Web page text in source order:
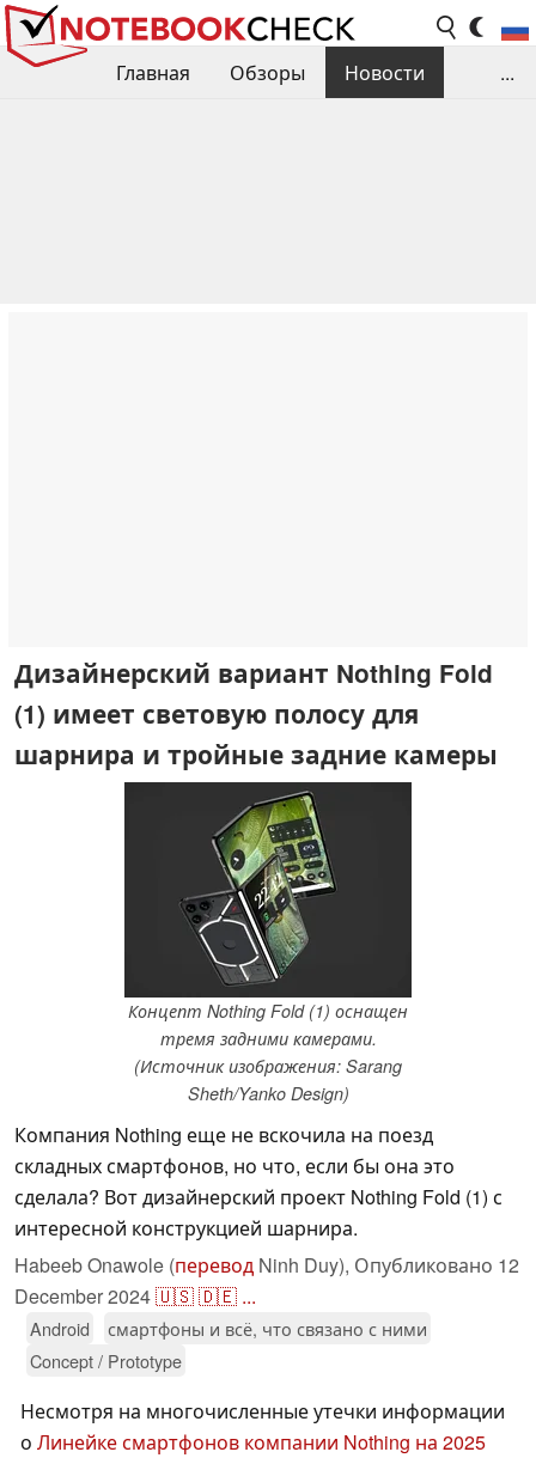
Главная Обзоры
Новости
...
Дизайнерский вариант Nothing Fold
(1) имеет световую полосу для
шарнира и тройные задние камеры
Концепт Nothing Fold (1) оснащен
тремя задними камерами.
(Источник изображения: Sarang
Sheth/Yanko Design)
Компания Nothing еще не вскочила на поезд
складных смартфонов, но что, если бы она это
сделала? Вот дизайнерский проект Nothing Fold (1) с
интересной конструкцией шарнира.
Habeeb Onawole (перевод Ninh Duy), Опубликовано 12
December 2024🇺🇸🇩🇪 ...
Android
смартфоны и всё, что связано с ними
Concept / Prototype
Несмотря на многочисленные утечки информации
о Линейке смартфонов компании Nothing на 2025